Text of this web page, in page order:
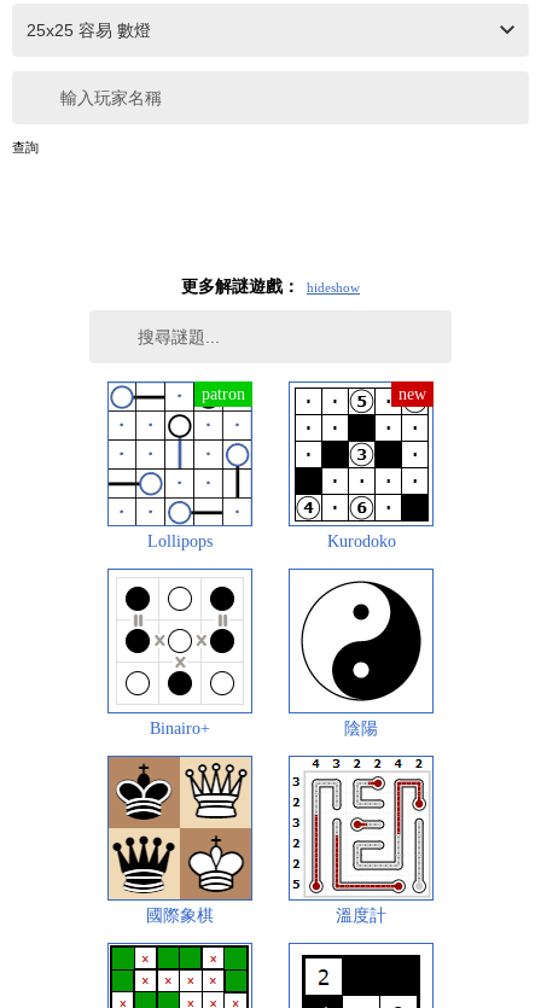
輸入玩家名稱
查詢
更多解謎遊戲： hideshow
Lollipops Kurodoko
Binairo+ 陰陽
國際象棋 溫度計